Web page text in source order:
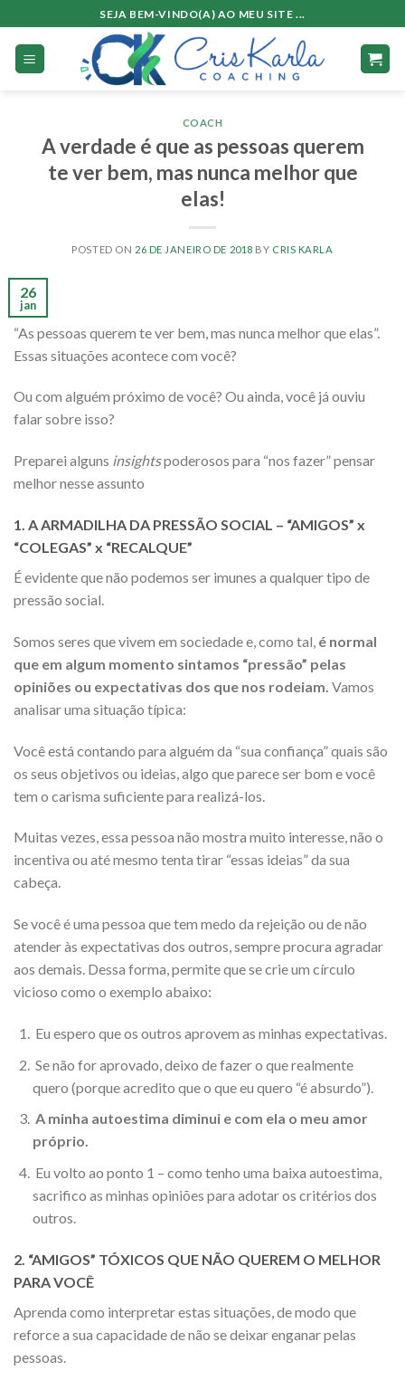
to
content
SEJA BEM-VINDO(A) AO MEU SITE ...
COACH
A verdade é que as pessoas querem
te ver bem, mas nunca melhor que
elas!
POSTED ON 26 DE JANEIRO DE 2018 BY CRIS KARLA
26
jan
“As pessoas querem te ver bem, mas nunca melhor que elas”.
Essas situações acontece com você?
Ou com alguém próximo de você? Ou ainda, você já ouviu
falar sobre isso?
Preparei alguns insightspoderosos para “nos fazer” pensar
melhor nesse assunto
1. A ARMADILHA DA PRESSÃO SOCIAL – “AMIGOS” x
“COLEGAS” x “RECALQUE”
É evidente que não podemos ser imunes a qualquer tipo de
pressão social.
Somos seres que vivem em sociedade e, como tal, é normal
que em algum momento sintamos “pressão” pelas
opiniões ou expectativas dos que nos rodeiam. Vamos
analisar uma situação típica:
Você está contando para alguém da “sua confiança” quais são
os seus objetivos ou ideias, algo que parece ser bom e você
tem o carisma suficiente para realizá-los.
Muitas vezes,essa pessoa não mostra muito interesse, não o
incentiva ou até mesmo tenta tirar “essas ideias” da sua
cabeça.
Se você é uma pessoa que tem medo da rejeição ou de não
atender às expectativas dos outros, sempre procura agradar
aos demais. Dessa forma, permite que se crie um círculo
vicioso como o exemplo abaixo:
Eu espero que os outros aprovem as minhas expectativas.
Se não for aprovado, deixo de fazer o que realmente
quero (porque acredito que o que eu quero “é absurdo”).
A minha autoestima diminui e com ela o meu amor
próprio.
Eu volto ao ponto 1 – como tenho uma baixa autoestima,
sacrifico as minhas opiniões para adotar os critérios dos
outros.
2. “AMIGOS” TÓXICOS QUE NÃO QUEREM O MELHOR
PARA VOCÊ
Aprenda como interpretar estas situações, de modo que
reforce a sua capacidade de não se deixar enganar pelas
pessoas.